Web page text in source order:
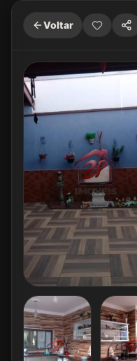
Voltar